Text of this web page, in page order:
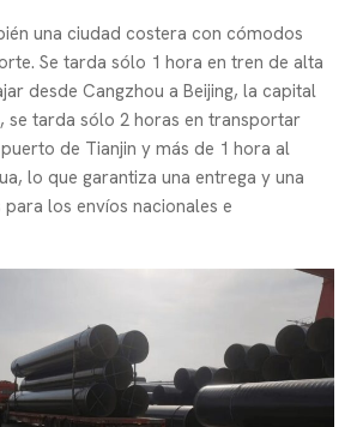
una ciudad costera con cómodos
Se tarda sólo 1 hora en tren de alta
desde Cangzhou a Beijing, la capital
se tarda sólo 2 horas en transportar
de Tianjin y más de 1 hora al
lo que garantiza una entrega y una
los envíos nacionales e